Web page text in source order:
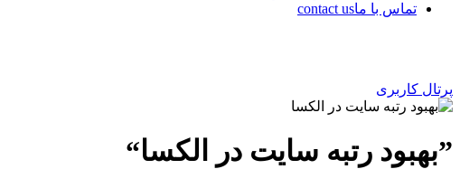
تماس با ماcontact us
پرتال کاربری
”بهبود رتبه سایت در الکسا“